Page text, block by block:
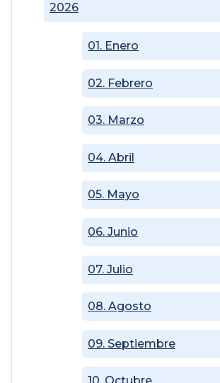
2026
01. Enero
02. Febrero
03. Marzo
04. Abril
05. Mayo
06. Junio
07. Julio
08. Agosto
09. Septiembre